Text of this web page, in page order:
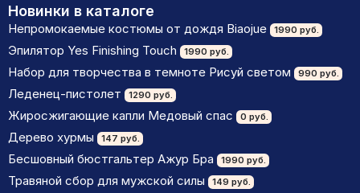
Новинки в каталоге
Непромокаемые костюмы от дождя Biaojue 1990 руб.
Эпилятор Yes Finishing Touch 1990 руб.
Набор для творчества в темноте Рисуй светом 990 руб.
Леденец-пистолет 1290 руб.
Жиросжигающие капли Медовый спас 0 руб.
Дерево хурмы 147 руб.
Бесшовный бюстгальтер Ажур Бра 1990 руб.
Травяной сбор для мужской силы 149 руб.